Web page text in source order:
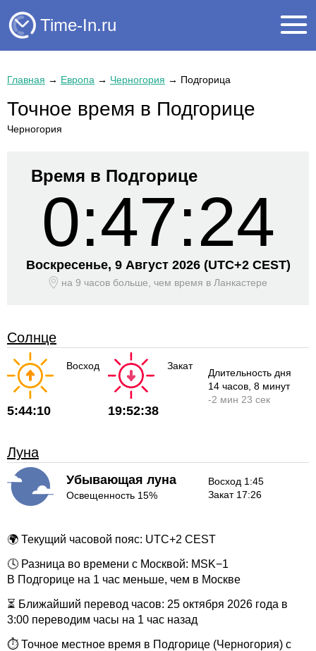
Time-In.ru
Главная → Европа → Черногория → Подгорица
Точное время в Подгорице
Черногория
Время в Подгорице
0:47:24
Воскресенье, 9 Август 2026 (UTC+2 CEST)
на 9 часов больше, чем время в Ланкастере
Солнце
Восход
5:44:10
Закат
19:52:38
Длительность дня
14 часов , 8 минут
-2 мин 23 сек
Луна
Убывающая луна
Освещенность 15%
Восход 1:45
Закат 17:26
🌍 Текущий часовой пояс: UTC+2 CEST
🕓 Разница во времени с Москвой: MSK−1
В Подгорице на 1 час меньше, чем в Москве
⏳ Ближайший перевод часов: 25 октября 2026 года в
3:00 переводим часы на 1 час назад
⏱ Точное местное время в Подгорице (Черногория) с